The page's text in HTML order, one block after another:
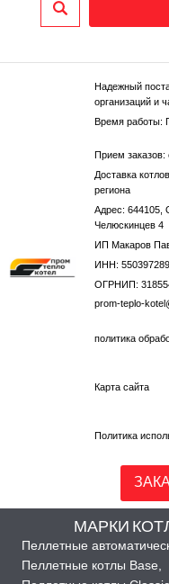
Надежный
организаций и
Время работы:
Прием
Доставка
региона
Адрес: 644105,
Челюскинцев 4
ИП Макаров
ИНН:
ОГРНИП:
prom-teplo-
политика
Карта сайта
Политика
МАРКИ
Пеллетные
Пеллетные котлы Base,